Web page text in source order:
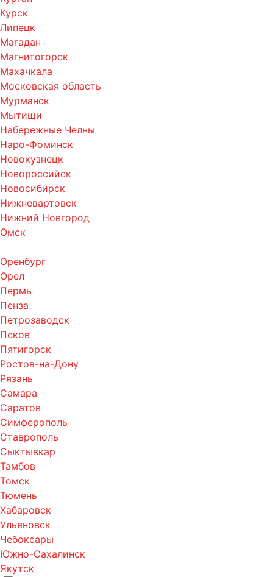
Курск
Липецк
Магадан
Магнитогорск
Махачкала
Московская область
Мурманск
Мытищи
Набережные Челны
Наро-Фоминск
Новокузнецк
Новороссийск
Новосибирск
Нижневартовск
Нижний Новгород
Омск
Оренбург
Орел
Пермь
Пенза
Петрозаводск
Псков
Пятигорск
Ростов-на-Дону
Рязань
Самара
Саратов
Симферополь
Ставрополь
Сыктывкар
Тамбов
Томск
Тюмень
Хабаровск
Ульяновск
Чебоксары
Южно-Сахалинск
Якутск